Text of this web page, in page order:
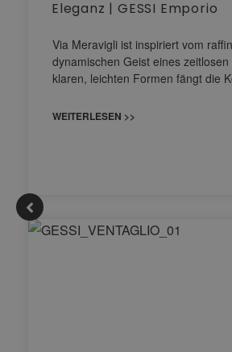
Eleganz | GESSI Emporio
Via Meravigli ist inspiriert vom
dynamischen Geist eines
klaren, leichten Formen fängt die
WEITERLESEN >>